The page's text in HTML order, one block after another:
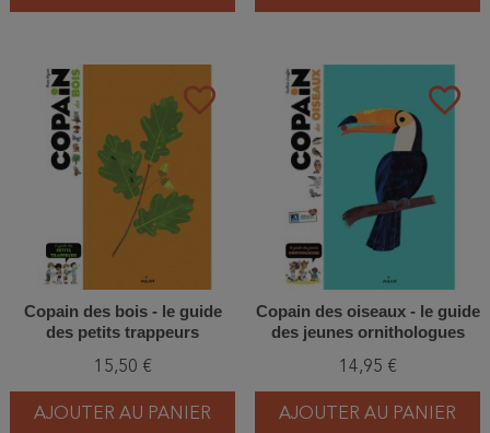
favorite_border
Copain des bois - le guide
des petits trappeurs
15,50 €
AJOUTER AU PANIER
favorite_border
Copain des oiseaux - le guide
des jeunes ornithologues
14,95 €
AJOUTER AU PANIER